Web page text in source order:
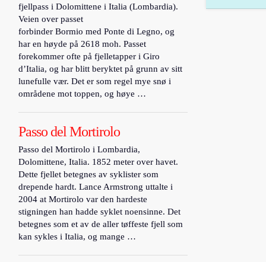
fjellpass i Dolomittene i Italia (Lombardia).
Veien over passet
forbinder Bormio med Ponte di Legno, og
har en høyde på 2618 moh. Passet
forekommer ofte på fjelletapper i Giro
d’Italia, og har blitt beryktet på grunn av sitt
lunefulle vær. Det er som regel mye snø i
områdene mot toppen, og høye …
Passo del Mortirolo
Passo del Mortirolo i Lombardia,
Dolomittene, Italia. 1852 meter over havet.
Dette fjellet betegnes av syklister som
drepende hardt. Lance Armstrong uttalte i
2004 at Mortirolo var den hardeste
stigningen han hadde syklet noensinne. Det
betegnes som et av de aller tøffeste fjell som
kan sykles i Italia, og mange …